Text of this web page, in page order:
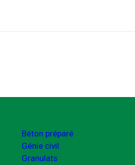
Béton préparé
Génie civil
Granulats